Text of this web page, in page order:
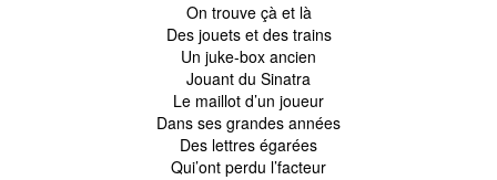
On trouve çà et là
Des jouets et des trains
Un juke-box ancien
Jouant du Sinatra
Le maillot d’un joueur
Dans ses grandes années
Des lettres égarées
Qui’ont perdu l’facteur